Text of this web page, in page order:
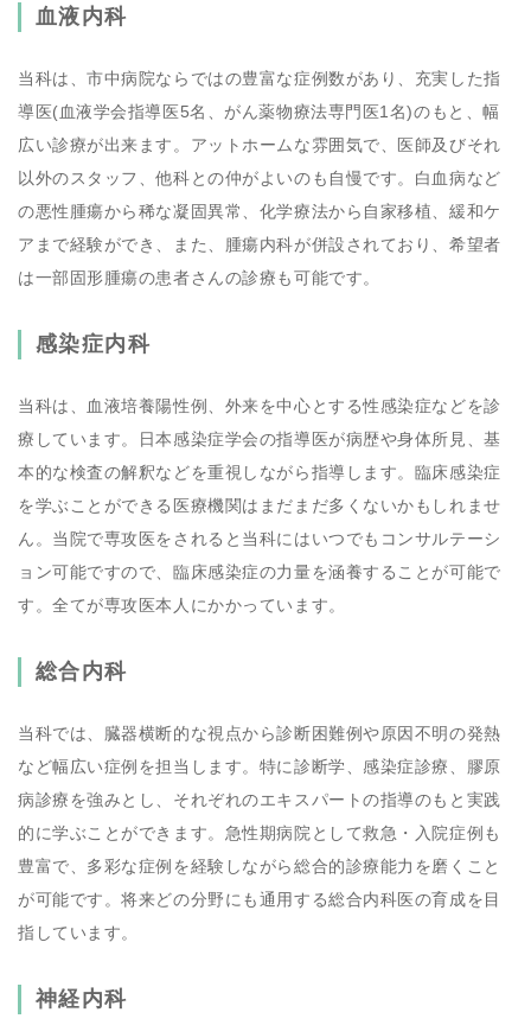
血液内科
当科は、市中病院ならではの豊富な症例数があり、充実した指
導医(血液学会指導医5名、がん薬物療法専門医1名)のもと、幅
広い診療が出来ます。アットホームな雰囲気で、医師及びそれ
以外のスタッフ、他科との仲がよいのも自慢です。白血病など
の悪性腫瘍から稀な凝固異常、化学療法から自家移植、緩和ケ
アまで経験ができ、また、腫瘍内科が併設されており、希望者
は一部固形腫瘍の患者さんの診療も可能です。
感染症内科
当科は、血液培養陽性例、外来を中心とする性感染症などを診
療しています。日本感染症学会の指導医が病歴や身体所見、基
本的な検査の解釈などを重視しながら指導します。臨床感染症
を学ぶことができる医療機関はまだまだ多くないかもしれませ
ん。当院で専攻医をされると当科にはいつでもコンサルテーシ
ョン可能ですので、臨床感染症の力量を涵養することが可能で
す。全てが専攻医本人にかかっています。
総合内科
当科では、臓器横断的な視点から診断困難例や原因不明の発熱
など幅広い症例を担当します。特に診断学、感染症診療、膠原
病診療を強みとし、それぞれのエキスパートの指導のもと実践
的に学ぶことができます。急性期病院として救急・入院症例も
豊富で、多彩な症例を経験しながら総合的診療能力を磨くこと
が可能です。将来どの分野にも通用する総合内科医の育成を目
指しています。
神経内科